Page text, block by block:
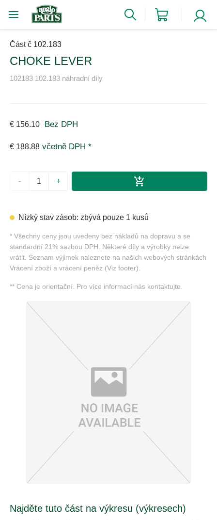
Část č 102.183
CHOKE LEVER
102183 102.183 náhradní díly
€ 156.10 Bez DPH
€ 188.88 včetně DPH *
- +
Nízký stav zásob: zbývá pouze 1 kusů
* Všechny ceny jsou uvedeny bez nákladů na dopravu a se
standardní 21% sazbou DPH. Některé díly a výrobky nelze
vrátit. Seznam výjimek naleznete na našich webových stránkách
Vrácení zboží a vrácení peněz (Viz footer).
** Cena je orientační. Pro více informací nás kontaktujte.
Najděte tuto část na výkresu (výkresech)